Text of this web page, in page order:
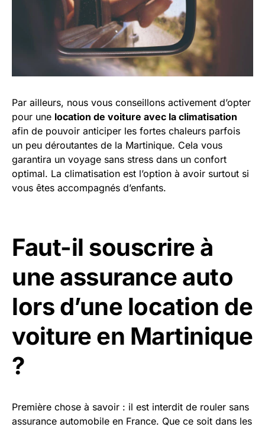
Par ailleurs, nous vous conseillons activement d’opter
pour une location de voiture avec la climatisation
afin de pouvoir anticiper les fortes chaleurs parfois
un peu déroutantes de la Martinique. Cela vous
garantira un voyage sans stress dans un confort
optimal. La climatisation est l’option à avoir surtout si
vous êtes accompagnés d’enfants.
Faut-il souscrire à
une assurance auto
lors d’une location de
voiture en Martinique
?
Première chose à savoir : il est interdit de rouler sans
assurance automobile en France. Que ce soit dans les